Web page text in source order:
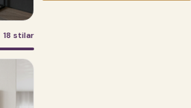
18 stilar